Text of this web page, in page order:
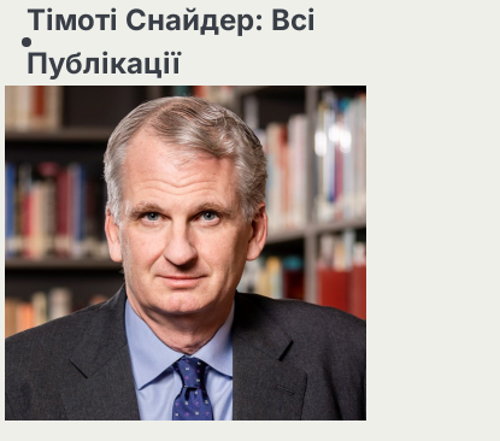
Тімоті Снайдер: Всі
Публікації